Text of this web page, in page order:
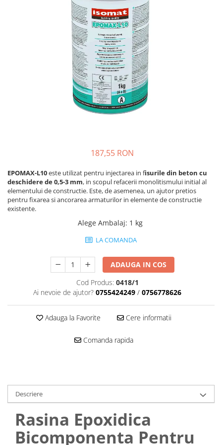
Plasă Termoizolație
Plasă Tencuieli și Șape
Adezivi Termoizolații
Polistiren Expandat & Extrudat
Finisaje
Accesorii Finisaje
Garnituri Adezive Uși Ferestre
Șuruburi Gips Carton
Piese pentru CD si UA
Profile Gips Carton
Ipsos îmbinare Gips Carton
Adezivi Acoperiri Elastice și Textile
Adezivi Parchet și Lemn
Produse pentru Curățare
Colțare Protecție
187,55 RON
EPOMAX-L10este utilizat pentru injectarea in fisurile din beton cu
deschidere de 0,5-3 mm, in scopul refacerii monolitismului initial al
elementului de constructie. Este, de asemenea, un ajutor pretios
pentru fixarea si ancorarea armaturilor in elemente de constructie
existente.
Alege Ambalaj: 1 kg
LA COMANDA
ADAUGA IN COS
Cod Produs: 0418/1
Ai nevoie de ajutor? 0755424249 / 0756778626
Adauga la Favorite Cere informatii
Comanda rapida
Descriere
Rasina Epoxidica
Bicomponenta Pentru